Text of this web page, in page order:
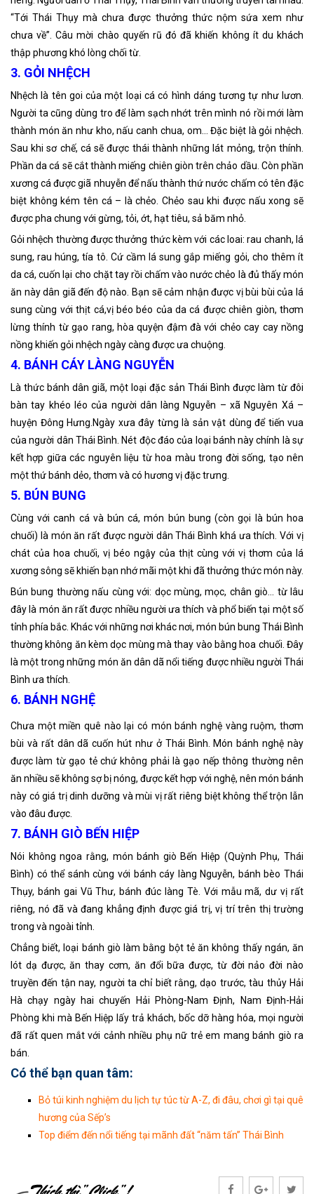
“Tới Thái Thụy mà chưa được thưởng thức nộm sứa xem như
chưa về”. Câu mời chào quyến rũ đó đã khiến không ít du khách
thập phương khó lòng chối từ.
3. GỎI NHỆCH
Nhệch là tên goi của một loại cá có hình dáng tương tự như lươn.
Người ta cũng dùng tro để làm sạch nhớt trên mình nó rồi mới làm
thành món ăn như kho, nấu canh chua, om… Đặc biệt là gỏi nhệch.
Sau khi sơ chế, cá sẽ được thái thành những lát mỏng, trộn thính.
Phần da cá sẽ cắt thành miếng chiên giòn trên chảo dầu. Còn phần
xương cá được giã nhuyễn để nấu thành thứ nước chấm có tên đặc
biệt không kém tên cá – là chẻo. Chẻo sau khi được nấu xong sẽ
được pha chung với gừng, tỏi, ớt, hạt tiêu, sả băm nhỏ.
Gỏi nhệch thường được thưởng thức kèm với các loai: rau chanh, lá
sung, rau húng, tía tô. Cứ cầm lá sung gắp miếng gỏi, cho thêm ít
da cá, cuốn lại cho chặt tay rồi chấm vào nước chẻo là đủ thấy món
ăn này dân giã đến độ nào. Bạn sẽ cảm nhận được vị bùi bùi của lá
sung cùng với thịt cá,vị béo béo của da cá được chiên giòn, thơm
lừng thính từ gạo rang, hòa quyện đậm đà với chẻo cay cay nồng
nồng khiến gỏi nhệch ngày càng được ưa chuộng.
4. BÁNH CÁY LÀNG NGUYỄN
Là thức bánh dân giã, một loại đặc sản Thái Bình được làm từ đôi
bàn tay khéo léo của người dân làng Nguyễn – xã Nguyên Xá –
huyện Đông Hưng.Ngày xưa đây từng là sản vật dùng để tiến vua
của người dân Thái Bình. Nét độc đáo của loại bánh này chính là sự
kết hợp giữa các nguyên liệu từ hoa màu trong đời sống, tạo nên
một thứ bánh dẻo, thơm và có hương vị đặc trưng.
5. BÚN BUNG
Cùng với canh cá và bún cá, món bún bung (còn gọi là bún hoa
chuối) là món ăn rất được người dân Thái Bình khá ưa thích. Với vị
chát của hoa chuối, vị béo ngậy của thịt cùng với vị thơm của lá
xương sông sẽ khiến bạn nhớ mãi một khi đã thưởng thức món này.
Bún bung thường nấu cùng với: dọc mùng, mọc, chân giò… từ lâu
đây là món ăn rất được nhiều người ưa thích và phổ biến tại một số
tỉnh phía bắc. Khác với những nơi khác nơi, món bún bung Thái Bình
thường không ăn kèm dọc mùng mà thay vào bằng hoa chuối. Đây
là một trong những món ăn dân dã nổi tiếng được nhiều người Thái
Bình ưa thích.
6. BÁNH NGHỆ
Chưa một miền quê nào lại có món bánh nghệ vàng ruộm, thơm
bùi và rất dân dã cuốn hút như ở Thái Bình. Món bánh nghệ này
được làm từ gạo tẻ chứ không phải là gạo nếp thông thường nên
ăn nhiều sẽ không sợ bị nóng, được kết hợp với nghệ, nên món bánh
này có giá trị dinh dưỡng và mùi vị rất riêng biệt không thể trộn lẫn
vào đâu được.
7. BÁNH GIÒ BẾN HIỆP
Nói không ngoa rằng, món bánh giò Bến Hiệp (Quỳnh Phụ, Thái
Bình) có thể sánh cùng với bánh cáy làng Nguyễn, bánh bèo Thái
Thụy, bánh gai Vũ Thư, bánh đúc làng Tè. Với mẫu mã, dư vị rất
riêng, nó đã và đang khẳng định được giá trị, vị trí trên thị trường
trong và ngoài tỉnh.
Chẳng biết, loại bánh giò làm bằng bột tẻ ăn không thấy ngán, ăn
lót dạ được, ăn thay cơm, ăn đổi bữa được, từ đời nảo đời nào
truyền đến tận nay, người ta chỉ biết rằng, dạo trước, tàu thủy Hải
Hà chạy ngày hai chuyến Hải Phòng-Nam Định, Nam Định-Hải
Phòng khi mà Bến Hiệp lấy trả khách, bốc dỡ hàng hóa, mọi người
đã rất quen mắt với cảnh nhiều phụ nữ trẻ em mang bánh giò ra
bán.
Có thể bạn quan tâm:
Bỏ túi kinh nghiệm du lịch tự túc từ A-Z, đi đâu, chơi gì tại quê
hương của Sếp’s
Top điểm đến nổi tiếng tại mãnh đất “năm tấn” Thái Bình